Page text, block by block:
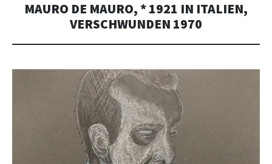
MAURO DE MAURO, * 1921 IN ITALIEN,
VERSCHWUNDEN 1970